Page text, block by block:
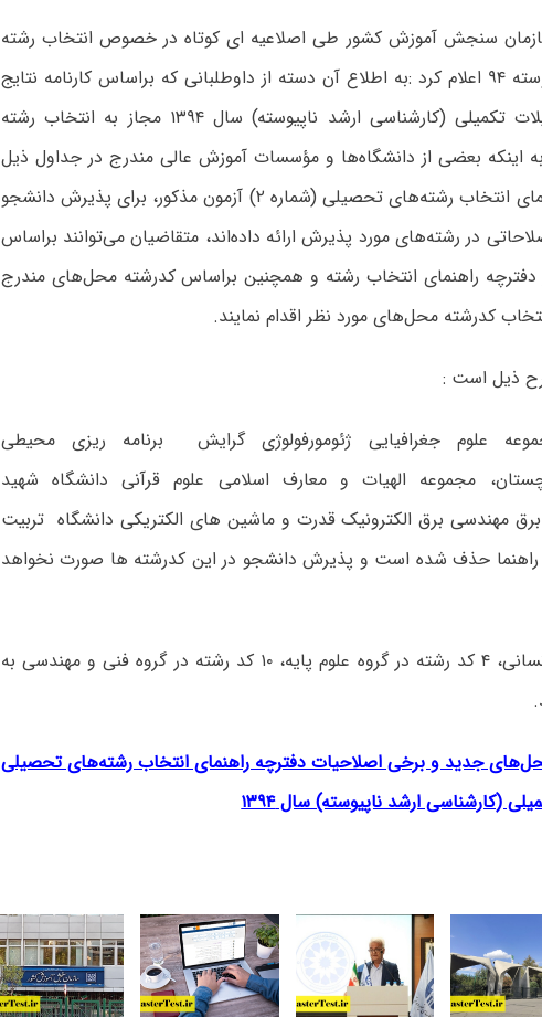
سنجش آموزش کشور طی اصلاعیه ای کوتاه در خصوص انتخاب رشته
آزمون کارشناسی ارشد ناپوسته ۹۴ اعلام کرد :به اطلاع آن دسته از داوطلبانی که براساس کارنامه نتایج
اولیه آزمون ورودی تحصیلات تکمیلی (کارشناسی ارشد ناپیوسته) سال ۱۳۹۴ مجاز به انتخاب رشته
به اینکه بعضی از دانشگاه‌ها و مؤسسات آموزش عالی مندرج در جداول ذیل
پس از تدوین دفترچه راهنمای انتخاب رشته‌های تحصیلی (شماره ۲) آزمون مذکور، برای پذیرش دانشجو
در رشته‌های مورد پذیرش ارائه داده‌اند، متقاضیان می‌توانند براساس
راهنمای انتخاب رشته و همچنین براساس کدرشته محل‌های مندرج
کدرشته محل‌های مورد نظر اقدام نمایند.
ذیل است :
علوم جغرافیایی ژئومورفولوژی گرایش برنامه ریزی محیطی
مجموعه الهیات و معارف اسلامی علوم قرآنی دانشگاه شهید
مهندسی برق الکترونیک قدرت و ماشین های الکتریکی دانشگاه تربیت
راهنما حذف شده است و پذیرش دانشجو در این کدرشته ها صورت نخواهد
۱۸ کدرشته در گروه علوم انسانی، ۴ کد رشته در گروه علوم پایه، ۱۰ کد رشته در گروه فنی و مهندسی به
جدید و برخی اصلاحیات دفترچه راهنمای انتخاب رشته‌های تحصیلی
(کارشناسی ارشد ناپیوسته) سال ۱۳۹۴